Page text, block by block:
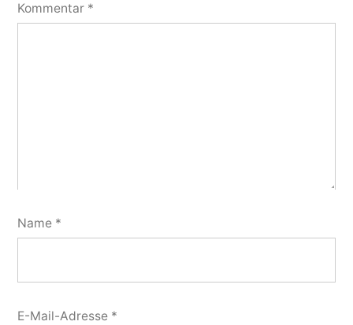
Kommentar *
Name *
E-Mail-Adresse *